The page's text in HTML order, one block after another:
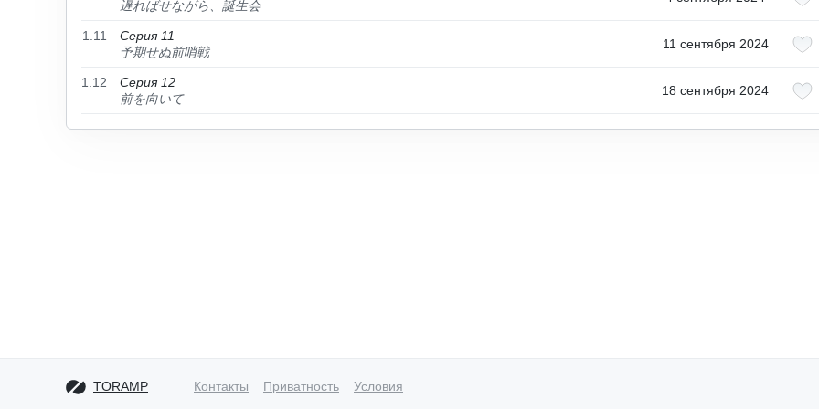
遅ればせながら、誕生会
1.11
Серия 11
予期せぬ前哨戦
11 сентября 2024
1.12
Серия 12
前を向いて
18 сентября 2024
TORAMP Контакты Приватность Условия